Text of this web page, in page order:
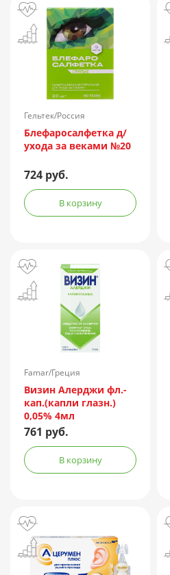
Гельтек/Россия
Блефаросалфетка д/
ухода за веками №20
724 руб.
В корзину
Famar/Греция
Визин Алерджи фл.-
кап.(капли глазн.)
0,05% 4мл
761 руб.
В корзину